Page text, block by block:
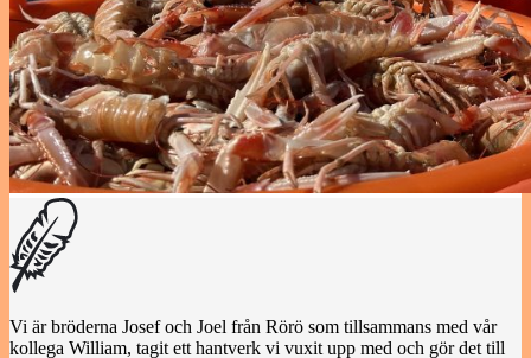
Vi är bröderna Josef och Joel från Rörö som tillsammans med vår
kollega William, tagit ett hantverk vi vuxit upp med och gör det till